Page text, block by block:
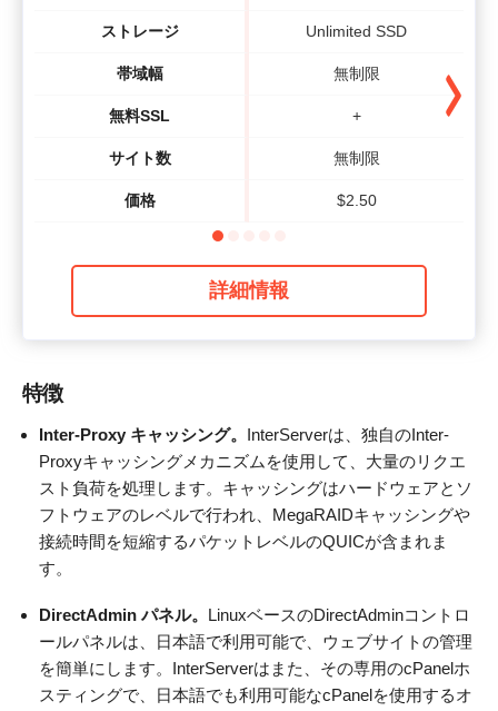
ストレージ
帯域幅
無料SSL
サイト数
価格
Unlimited SSD
無制限
+
無制限
$2.50
詳細情報
特徴
Inter-Proxy キャッシング。 InterServerは、独自のInter-
Proxyキャッシングメカニズムを使用して、大量のリクエ
スト負荷を処理します。キャッシングはハードウェアとソ
フトウェアのレベルで行われ、MegaRAIDキャッシングや
接続時間を短縮するパケットレベルのQUICが含まれま
す。
DirectAdmin パネル。 LinuxベースのDirectAdminコントロ
ールパネルは、日本語で利用可能で、ウェブサイトの管理
を簡単にします。InterServerはまた、その専用のcPanelホ
スティングで、日本語でも利用可能なcPanelを使用するオ